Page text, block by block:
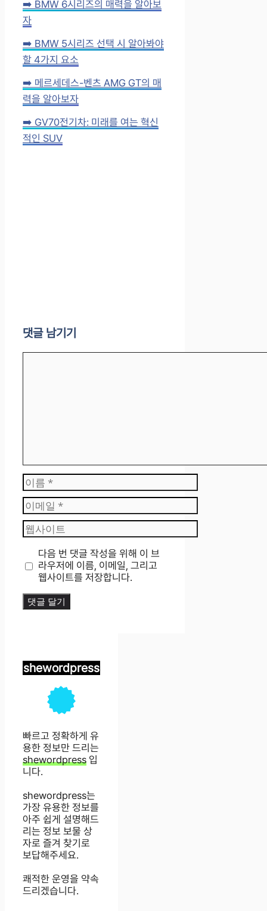
➡️ BMW 6시리즈의 매력을 알아보
자
➡️ BMW 5시리즈 선택 시 알아봐야
할 4가지 요소
➡️ 메르세데스-벤츠 AMG GT의 매
력을 알아보자
➡️ GV70전기차: 미래를 여는 혁신
적인 SUV
댓글 남기기
이
름
이
메
일
웹
사
트
다음 번 댓글 작성을 위해 이 브
라우저에 이름, 이메일, 그리고
웹사이트를 저장합니다.
shewordpress
빠르고 정확하게 유
용한 정보만 드리는
shewordpress 입
니다.
shewordpress는
가장 유용한 정보를
아주 쉽게 설명해드
리는 정보 보물 상
자로 즐겨 찾기로
보답해주세요.
쾌적한 운영을 약속
드리겠습니다.